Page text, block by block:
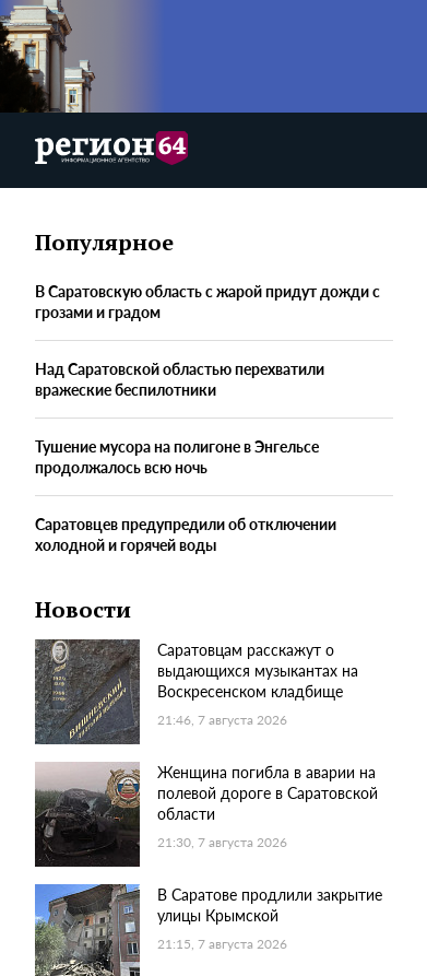
Популярное
В Саратовскую область с жарой придут дожди с
грозами и градом
Над Саратовской областью перехватили
вражеские беспилотники
Тушение мусора на полигоне в Энгельсе
продолжалось всю ночь
Саратовцев предупредили об отключении
холодной и горячей воды
Новости
Саратовцам расскажут о
выдающихся музыкантах на
Воскресенском кладбище
21:46, 7 августа 2026
Женщина погибла в аварии на
полевой дороге в Саратовской
области
21:30, 7 августа 2026
В Саратове продлили закрытие
улицы Крымской
21:15, 7 августа 2026